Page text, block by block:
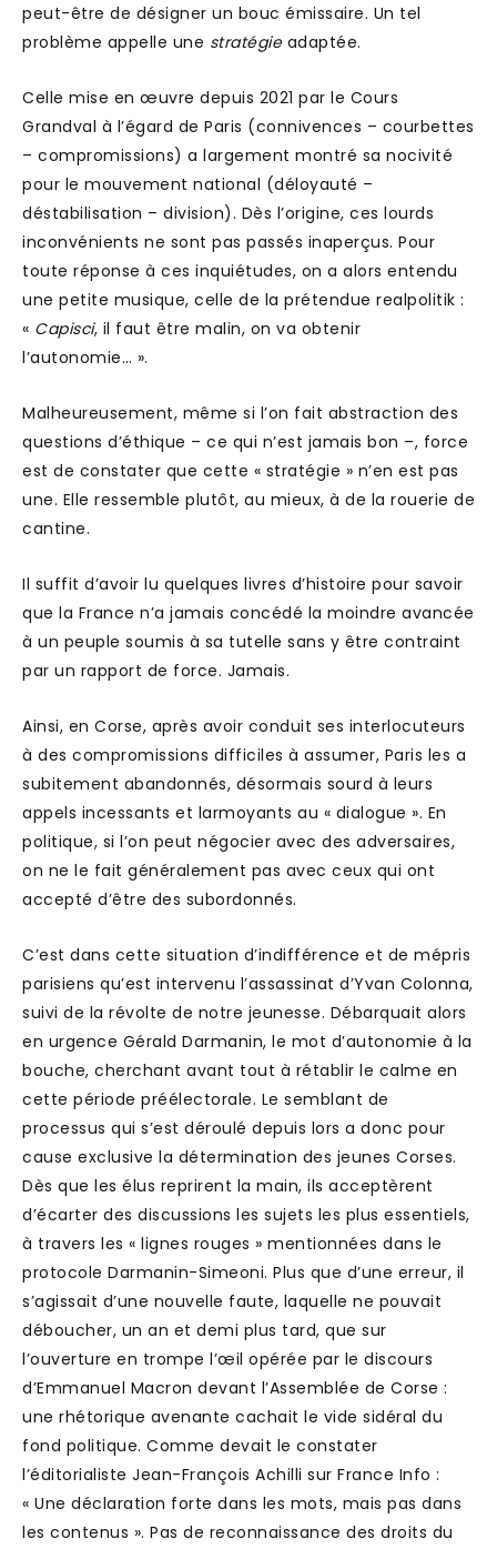
peut-être de désigner un bouc émissaire. Un tel
problème appelle une stratégieadaptée.
Celle mise en œuvre depuis 2021 par le Cours
Grandval à l’égard de Paris (connivences – courbettes
– compromissions) a largement montré sa nocivité
pour le mouvement national (déloyauté –
déstabilisation – division). Dès l’origine, ces lourds
inconvénients ne sont pas passés inaperçus. Pour
toute réponse à ces inquiétudes, on a alors entendu
une petite musique, celle de la prétendue realpolitik :
« Capisci, il faut être malin, on va obtenir
l’autonomie… ».
Malheureusement, même si l’on fait abstraction des
questions d’éthique – ce qui n’est jamais bon –, force
est de constater que cette « stratégie » n’en est pas
une. Elle ressemble plutôt, au mieux, à de la rouerie de
cantine.
Il suffit d’avoir lu quelques livres d’histoire pour savoir
que la France n’a jamais concédé la moindre avancée
à un peuple soumis à sa tutelle sans y être contraint
par un rapport de force. Jamais.
Ainsi, en Corse, après avoir conduit ses interlocuteurs
à des compromissions difficiles à assumer, Paris les a
subitement abandonnés, désormais sourd à leurs
appels incessants et larmoyants au « dialogue ». En
politique, si l’on peut négocier avec des adversaires,
on ne le fait généralement pas avec ceux qui ont
accepté d’être des subordonnés.
C’est dans cette situation d’indifférence et de mépris
parisiens qu’est intervenu l’assassinat d’Yvan Colonna,
suivi de la révolte de notre jeunesse. Débarquait alors
en urgence Gérald Darmanin, le mot d’autonomie à la
bouche, cherchant avant tout à rétablir le calme en
cette période préélectorale. Le semblant de
processus qui s’est déroulé depuis lors a donc pour
cause exclusive la détermination des jeunes Corses.
Dès que les élus reprirent la main, ils acceptèrent
d’écarter des discussions les sujets les plus essentiels,
à travers les « lignes rouges » mentionnées dans le
protocole Darmanin-Simeoni. Plus que d’une erreur, il
s’agissait d’une nouvelle faute, laquelle ne pouvait
déboucher, un an et demi plus tard, que sur
l’ouverture en trompe l’œil opérée par le discours
d’Emmanuel Macron devant l’Assemblée de Corse :
une rhétorique avenante cachait le vide sidéral du
fond politique. Comme devait le constater
l’éditorialiste Jean-François Achilli sur France Info :
« Une déclaration forte dans les mots, mais pas dans
les contenus ». Pas de reconnaissance des droits du